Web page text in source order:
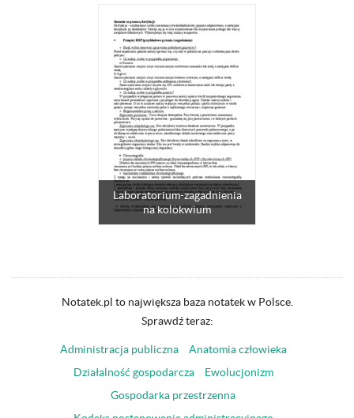
Laboratorium-zagadnienia
na kolokwium
Notatek.pl to największa baza notatek w Polsce.
Sprawdź teraz:
Administracja publiczna
Anatomia człowieka
Działalność gospodarcza
Ewolucjonizm
Gospodarka przestrzenna